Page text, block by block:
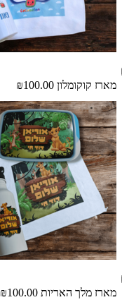
מארז קוקומלון ₪100.00
מארז מלך האריות ₪100.00